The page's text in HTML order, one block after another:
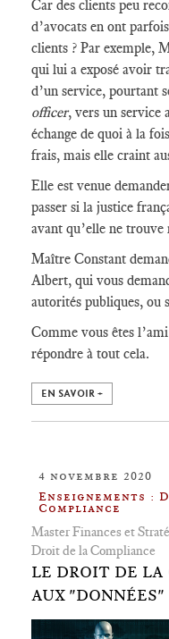
Car des clients peu
d’avocats en ont
clients ? Par exemple,
qui lui a exposé avoir
d’un service, pourtant
officer, vers un service
échange de quoi à la
frais, mais elle craint
Elle est venue
passer si la justice
avant qu’elle ne trouve
Maître Constant
Albert, qui vous
autorités publiques, ou
Comme vous êtes
répondre à tout cela.
EN SAVOIR +
4 novembre 2020
Enseignements :
Compliance
Master Finances et
Droit de la Compliance
LE DROIT DE
AUX "DONNÉES"